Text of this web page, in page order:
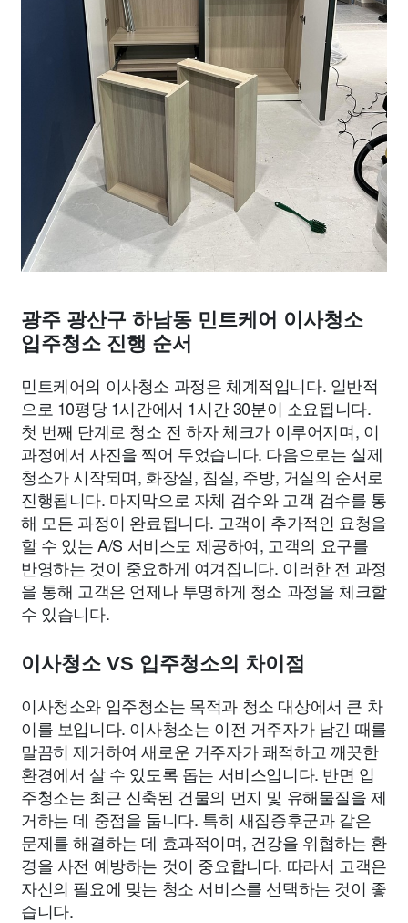
광주 광산구 하남동 민트케어 이사청소
입주청소 진행 순서
민트케어의 이사청소 과정은 체계적입니다. 일반적
으로 10평당 1시간에서 1시간 30분이 소요됩니다.
첫 번째 단계로 청소 전 하자 체크가 이루어지며, 이
과정에서 사진을 찍어 두었습니다. 다음으로는 실제
청소가 시작되며, 화장실, 침실, 주방, 거실의 순서로
진행됩니다. 마지막으로 자체 검수와 고객 검수를 통
해 모든 과정이 완료됩니다. 고객이 추가적인 요청을
할 수 있는 A/S 서비스도 제공하여, 고객의 요구를
반영하는 것이 중요하게 여겨집니다. 이러한 전 과정
을 통해 고객은 언제나 투명하게 청소 과정을 체크할
수 있습니다.
이사청소 VS 입주청소의 차이점
이사청소와 입주청소는 목적과 청소 대상에서 큰 차
이를 보입니다. 이사청소는 이전 거주자가 남긴 때를
말끔히 제거하여 새로운 거주자가 쾌적하고 깨끗한
환경에서 살 수 있도록 돕는 서비스입니다. 반면 입
주청소는 최근 신축된 건물의 먼지 및 유해물질을 제
거하는 데 중점을 둡니다. 특히 새집증후군과 같은
문제를 해결하는 데 효과적이며, 건강을 위협하는 환
경을 사전 예방하는 것이 중요합니다. 따라서 고객은
자신의 필요에 맞는 청소 서비스를 선택하는 것이 좋
습니다.